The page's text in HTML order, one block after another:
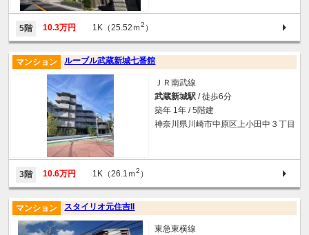
5階 10.3万円 1K（25.52ｍ2 ）
ルーブル武蔵新城七番館
マンション
ＪＲ南武線
武蔵新城駅 / 徒歩6分
築年 1年 / 5階建
神奈川県川崎市中原区上小田中３丁目
3階 10.6万円 1K（26.1ｍ2 ）
スタイリオ元住吉II
マンション
東急東横線